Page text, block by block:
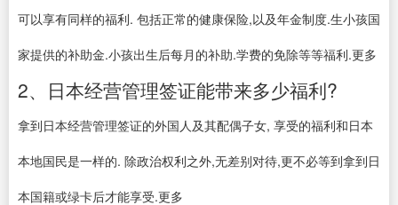
可以享有同样的福利. 包括正常的健康保险,以及年金制度.生小孩国
家提供的补助金.小孩出生后每月的补助.学费的免除等等福利.更多
2、日本经营管理签证能带来多少福利?
拿到日本经营管理签证的外国人及其配偶子女, 享受的福利和日本
本地国民是一样的. 除政治权利之外,无差别对待,更不必等到拿到日
本国籍或绿卡后才能享受.更多